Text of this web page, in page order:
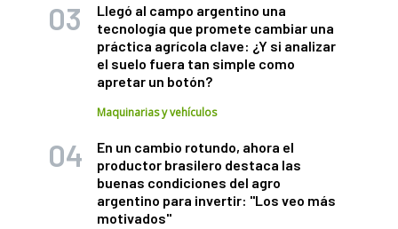
Llegó al campo argentino una
tecnología que promete cambiar una
práctica agrícola clave: ¿Y si analizar
el suelo fuera tan simple como
apretar un botón?
Maquinarias y vehículos
En un cambio rotundo, ahora el
productor brasilero destaca las
buenas condiciones del agro
argentino para invertir: "Los veo más
motivados"